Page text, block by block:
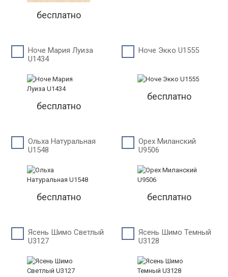
бесплатно
Ноче Мария Луиза
U1434
бесплатно
Ноче Экко U1555
бесплатно
Ольха Натуральная
U1548
бесплатно
Орех Миланский
U9506
бесплатно
Ясень Шимо Светлый
U3127
Ясень Шимо Темный
U3128